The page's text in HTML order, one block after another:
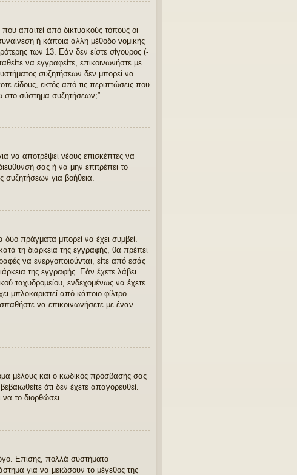
απαιτεί από δικτυακούς τόπους οι
ή κάποια άλλη μέθοδο νομικής
των 13. Εάν δεν είστε σίγουρος (-
να εγγραφείτε, επικοινωνήστε με
συζητήσεων δεν μπορεί να
είδους, εκτός από τις περιπτώσεις που
σύστημα συζητήσεων;”.
να αποτρέψει νέους επισκέπτες να
σας ή να μην επιτρέπει το
συζητήσεων για βοήθεια.
πράγματα μπορεί να έχει συμβεί.
τη διάρκεια της εγγραφής, θα πρέπει
να ενεργοποιούνται, είτε από εσάς
της εγγραφής. Εάν έχετε λάβει
ταχυδρομείου, ενδεχομένως να έχετε
μπλοκαριστεί από κάποιο φίλτρο
να επικοινωνήσετε με έναν
μέλους και ο κωδικός πρόσβασής σας
ότι δεν έχετε απαγορευθεί.
να το διορθώσει.
Επίσης, πολλά συστήματα
για να μειώσουν το μέγεθος της